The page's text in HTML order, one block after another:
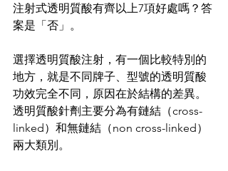
注射式透明質酸有齊以上7項好處嗎？答
案是「否」。
選擇透明質酸注射，有一個比較特別的
地方，就是不同牌子、型號的透明質酸
功效完全不同，原因在於結構的差異。
透明質酸針劑主要分為有鏈結（cross-
linked）和無鏈結（non cross-linked）
兩大類別。